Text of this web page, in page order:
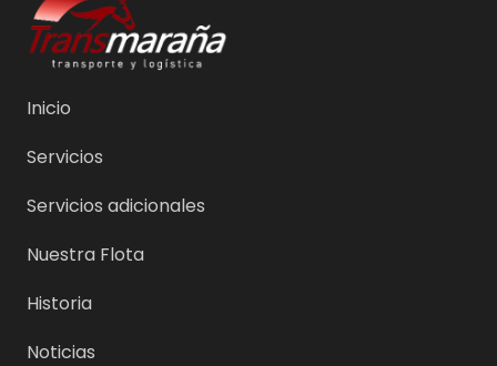
Inicio
Servicios
Servicios adicionales
Nuestra Flota
Historia
Noticias